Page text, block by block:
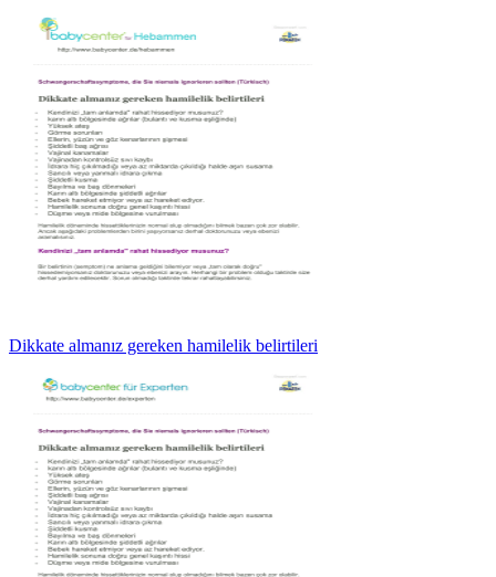
Dikkate almanız gereken hamilelik belirtileri